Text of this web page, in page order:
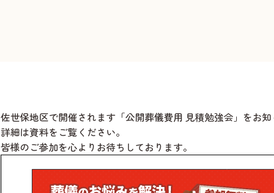
佐世保地区で開催されます「公開葬儀費用 見積勉強会」をお知
詳細は資料をご覧ください。
皆様のご参加を心よりお待ちしております。